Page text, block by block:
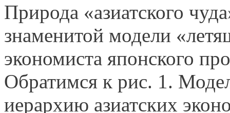
Природа «азиатского
знаменитой модели
экономиста японского
Обратимся к рис. 1.
иерархию азиатских